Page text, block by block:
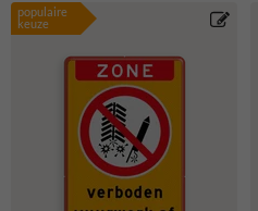
populaire
keuze